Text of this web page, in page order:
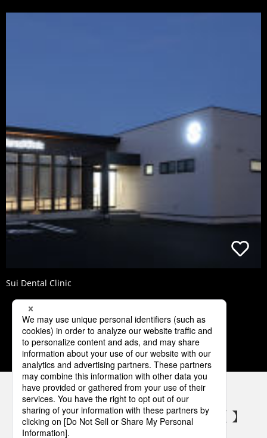
Sui Dental Clinic
2 3 4 5 6
パナソニックの電気設備 SNSアカウント